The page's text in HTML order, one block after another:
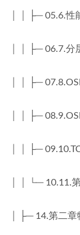
│ │ ├─ 05.6.性
│ │ ├─ 06.7.分
│ │ ├─
│ │ ├─
│ │ ├─
│ │ └─ 10.11.
│ ├─ 14.第二章